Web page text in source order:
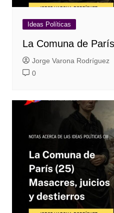
Ideas Políticas
La Comuna de
Jorge Varona Rodríguez
0